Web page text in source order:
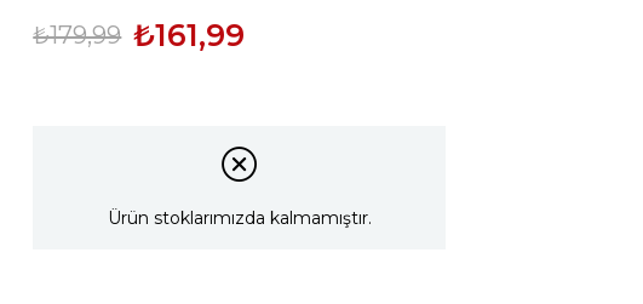
₺179,99 ₺161,99
Ürün stoklarımızda kalmamıştır.